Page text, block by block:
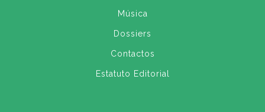
Música
Dossiers
Contactos
Estatuto Editorial